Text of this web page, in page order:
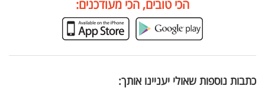
הכי טובים, הכי מעודכנים:
כתבות נוספות שאולי יעניינו אותך: